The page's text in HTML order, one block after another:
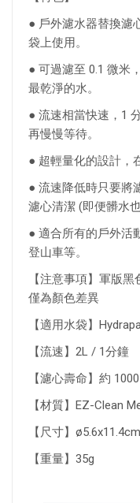
● 戶外濾水器替換濾
袋上使用。
● 可過濾至 0.1 微米
最乾淨的水。
● 流速相當快速，1
再慢慢等待。
● 超輕量化的設計，
● 流速降低時只要將
濾心清潔 (即便髒水也
● 適合所有的戶外活
登山車等。
【注意事項】軍版
僅為顏色差異
【適用水袋】
【流速】2L / 1分鐘
【濾心壽命】約
【材質】EZ-Clean
【尺寸】ø5.6x11.4cm
【重量】35g